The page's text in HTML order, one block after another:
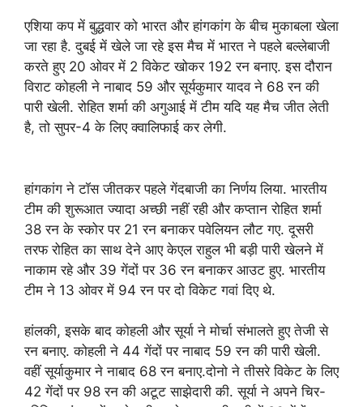
एशिया कप में बुद्धवार को भारत और हांगकांग के बीच मुकाबला खेला
जा रहा है. दुबई में खेले जा रहे इस मैच में भारत ने पहले बल्लेबाजी
करते हुए 20 ओवर में 2 विकेट खोकर 192 रन बनाए. इस दौरान
विराट कोहली ने नाबाद 59 और सूर्यकुमार यादव ने 68 रन की
पारी खेली. रोहित शर्मा की अगुआई में टीम यदि यह मैच जीत लेती
है, तो सुपर-4 के लिए क्वालिफाई कर लेगी.
हांगकांग ने टॉस जीतकर पहले गेंदबाजी का निर्णय लिया. भारतीय
टीम की शुरूआत ज्यादा अच्छी नहीं रही और कप्तान रोहित शर्मा
38 रन के स्कोर पर 21 रन बनाकर पवेलियन लौट गए. दूसरी
तरफ रोहित का साथ देने आए केएल राहुल भी बड़ी पारी खेलने में
नाकाम रहे और 39 गेंदों पर 36 रन बनाकर आउट हुए. भारतीय
टीम ने 13 ओवर में 94 रन पर दो विकेट गवां दिए थे.
हांलकी, इसके बाद कोहली और सूर्या ने मोर्चा संभालते हुए तेजी से
रन बनाए. कोहली ने 44 गेंदों पर नाबाद 59 रन की पारी खेली.
वहीं सूर्याकुमार ने नाबाद 68 रन बनाए.दोनो ने तीसरे विकेट के लिए
42 गेंदों पर 98 रन की अटूट साझेदारी की. सूर्या ने अपने चिर-